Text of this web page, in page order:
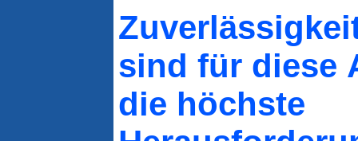
sind für diese
die höchste